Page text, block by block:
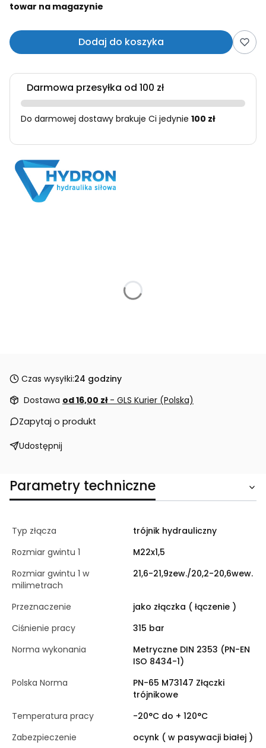
towar na magazynie
Dodaj do koszyka
Darmowa przesyłka od 100 zł
Do darmowej dostawy brakuje Ci jedynie 100 zł
Czas wysyłki:24 godziny
Dostawa od 16,00 zł - GLS Kurier (Polska)
Zapytaj o produkt
Udostępnij
Parametry techniczne
Typ złącza
trójnik hydrauliczny
Rozmiar gwintu 1
M22x1,5
Rozmiar gwintu 1 w
milimetrach
21,6-21,9zew./20,2-20,6wew.
Przeznaczenie
jako złączka ( łączenie )
Ciśnienie pracy
315 bar
Norma wykonania
Metryczne DIN 2353 (PN-EN
ISO 8434-1)
Polska Norma
PN-65 M73147 Złączki
trójnikowe
Temperatura pracy
-20°C do + 120°C
Zabezpieczenie
ocynk ( w pasywacji białej )